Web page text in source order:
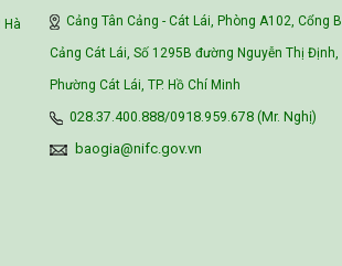
Hà Cảng Tân Cảng - Cát Lái, Phòng A102, Cổng B
Cảng Cát Lái, Số 1295B đường Nguyễn Thị Định,
Phường Cát Lái, TP. Hồ Chí Minh
028.37.400.888/0918.959.678 (Mr. Nghị)
baogia@nifc.gov.vn